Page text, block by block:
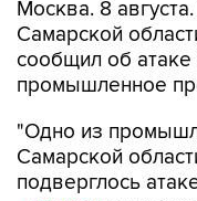
сообщил об атаке
промышленное
"Одно из
подверглось
-написалон в
субботу.